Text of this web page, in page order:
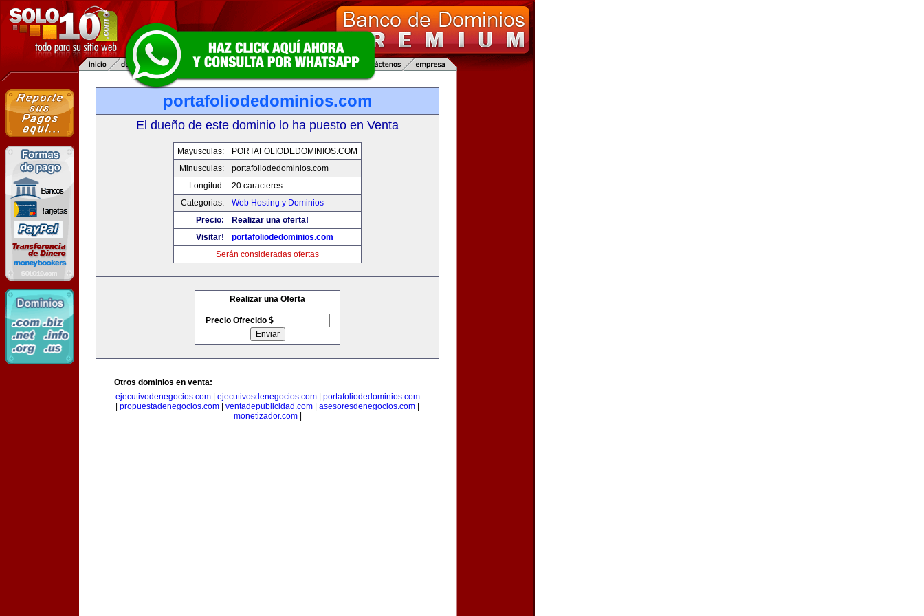
portafoliodedominios.com
El dueño de este dominio lo ha puesto en Venta
Mayusculas:
PORTAFOLIODEDOMINIOS.COM
Minusculas:
portafoliodedominios.com
Longitud:
20 caracteres
Categorias:
Web Hosting y Dominios
Precio:
Realizar una oferta!
Visitar!
portafoliodedominios.com
Serán consideradas ofertas
Realizar una Oferta
Precio Ofrecido $
Otros dominios en venta:
ejecutivodenegocios.com| ejecutivosdenegocios.com| portafoliodedominios.com
propuestadenegocios.com ventadepublicidad.com asesoresdenegocios.com
monetizador.com|